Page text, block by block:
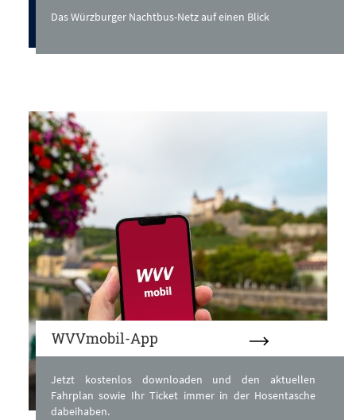
Das Würzburger Nachtbus-Netz auf einen Blick
WVVmobil-App
Jetzt kostenlos downloaden und den aktuellen
Fahrplan sowie Ihr Ticket immer in der Hosentasche
dabeihaben.